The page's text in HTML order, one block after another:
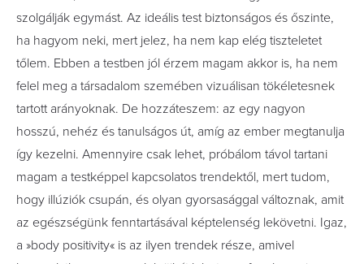
szolgálják egymást. Az ideális test biztonságos és őszinte,
ha hagyom neki, mert jelez, ha nem kap elég tiszteletet
tőlem. Ebben a testben jól érzem magam akkor is, ha nem
felel meg a társadalom szemében vizuálisan tökéletesnek
tartott arányoknak. De hozzáteszem: az egy nagyon
hosszú, nehéz és tanulságos út, amíg az ember megtanulja
így kezelni. Amennyire csak lehet, próbálom távol tartani
magam a testképpel kapcsolatos trendektől, mert tudom,
hogy illúziók csupán, és olyan gyorsasággal változnak, amit
az egészségünk fenntartásával képtelenség lekövetni. Igaz,
a »body positivity« is az ilyen trendek része, amivel